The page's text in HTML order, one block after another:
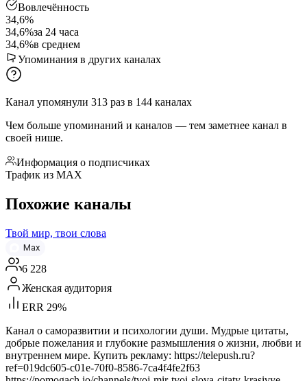
Вовлечённость
34,6%
34,6%за 24 часа
34,6%в среднем
Упоминания в других каналах
Канал упомянули 313 раз в 144 каналах
Чем больше упоминаний и каналов — тем заметнее канал в
своей нише.
Информация о подписчиках
Трафик из МАХ
Похожие каналы
Твой мир, твои слова
Max
6 228
Женская аудитория
ERR 29%
Канал о саморазвитии и психологии души. Мудрые цитаты,
добрые пожелания и глубокие размышления о жизни, любви и
внутреннем мире. Купить рекламу: https://telepush.ru?
ref=019dc605-c01e-70f0-8586-7ca4f4fe2f63